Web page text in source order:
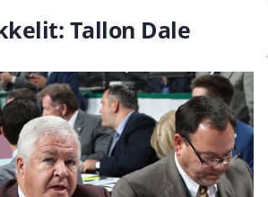
Tallon Dale